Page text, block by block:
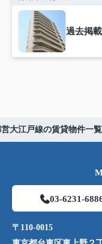
過去掲
大江戸線の賃貸物件一覧
03-6231-
〒110-0015